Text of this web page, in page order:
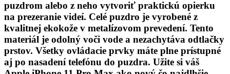
puzdrom alebo z neho vytvoriť praktickú opierku
na prezeranie videí. Celé puzdro je vyrobené z
kvalitnej ekokože v metalízovom prevedení. Tento
materiál je odolný voči vode a nezachytáva odtlačky
prstov. Všetky ovládacie prvky máte plne prístupné
aj po nasadení telefónu do puzdra. Užite si váš